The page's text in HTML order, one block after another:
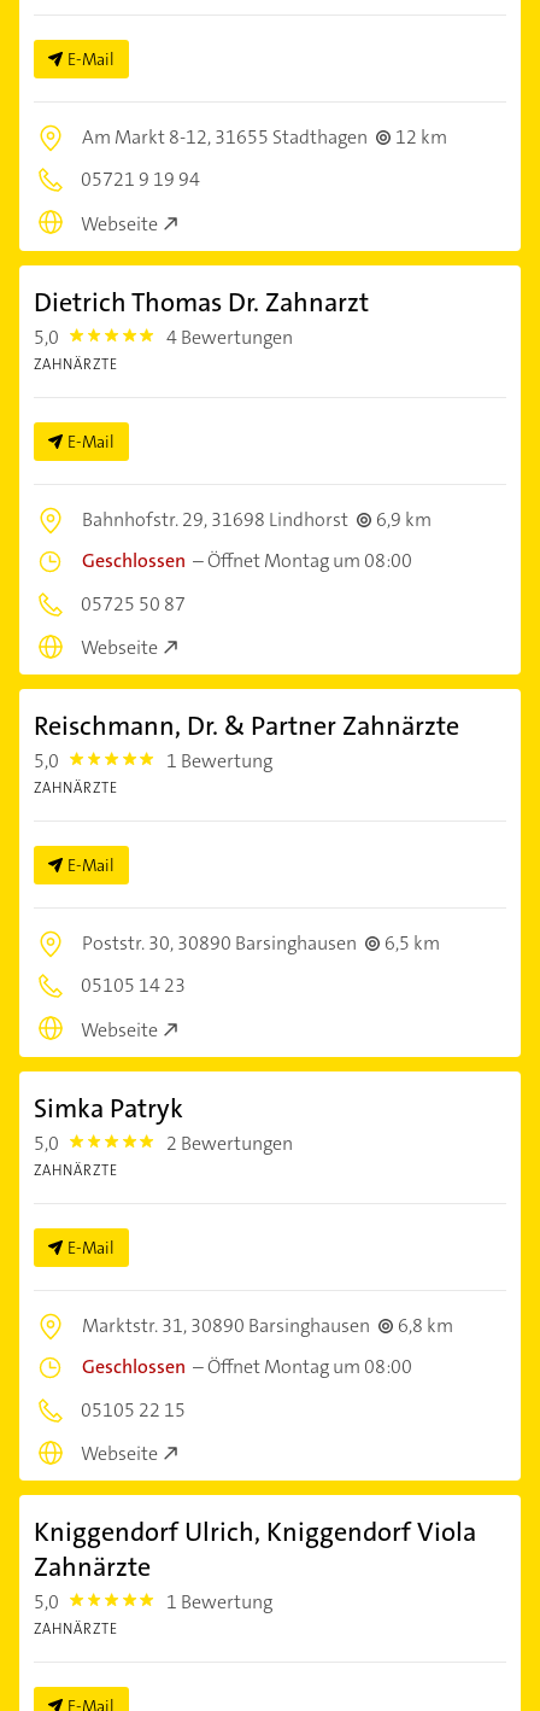
E-Mail
Am Markt 8-12,31655 Stadthagen
12 km
05721 9 19 94
Webseite
Dietrich Thomas Dr. Zahnarzt
5,0 5.0 4 Bewertungen
ZAHNÄRZTE
E-Mail
Bahnhofstr. 29,31698 Lindhorst
6,9 km
Geschlossen –Öffnet Montag um 08:00
05725 50 87
Webseite
Reischmann, Dr. & Partner Zahnärzte
5,0 5.0 1 Bewertung
ZAHNÄRZTE
E-Mail
Poststr. 30,30890 Barsinghausen
6,5 km
05105 14 23
Webseite
Simka Patryk
5,0 5.0 2 Bewertungen
ZAHNÄRZTE
E-Mail
Marktstr. 31,30890 Barsinghausen
6,8 km
Geschlossen –Öffnet Montag um 08:00
05105 22 15
Webseite
Kniggendorf Ulrich, Kniggendorf Viola
Zahnärzte
5,0 5.0 1 Bewertung
ZAHNÄRZTE